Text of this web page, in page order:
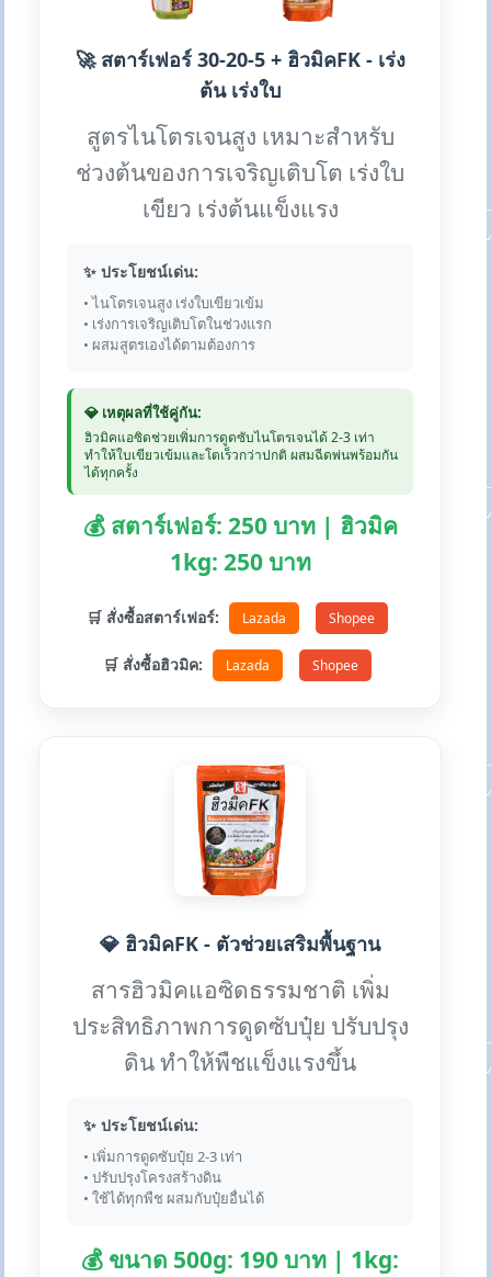
🚀 สตาร์เฟอร์ 30-20-5 + ฮิวมิคFK - เร่ง
ต้น เร่งใบ
สูตรไนโตรเจนสูง เหมาะสำหรับ
ช่วงต้นของการเจริญเติบโต เร่งใบ
เขียว เร่งต้นแข็งแรง
✨ ประโยชน์เด่น:
• ไนโตรเจนสูง เร่งใบเขียวเข้ม
• เร่งการเจริญเติบโตในช่วงแรก
• ผสมสูตรเองได้ตามต้องการ
💎 เหตุผลที่ใช้คู่กัน:
ฮิวมิคแอซิดช่วยเพิ่มการดูดซับไนโตรเจนได้ 2-3 เท่า
ทำให้ใบเขียวเข้มและโตเร็วกว่าปกติ ผสมฉีดพ่นพร้อมกัน
ได้ทุกครั้ง
💰 สตาร์เฟอร์: 250 บาท | ฮิวมิค
1kg: 250 บาท
🛒 สั่งซื้อสตาร์เฟอร์: Lazada Shopee
🛒 สั่งซื้อฮิวมิค: Lazada Shopee
💎 ฮิวมิคFK - ตัวช่วยเสริมพื้นฐาน
สารฮิวมิคแอซิดธรรมชาติ เพิ่ม
ประสิทธิภาพการดูดซับปุ๋ย ปรับปรุง
ดิน ทำให้พืชแข็งแรงขึ้น
✨ ประโยชน์เด่น:
• เพิ่มการดูดซับปุ๋ย 2-3 เท่า
• ปรับปรุงโครงสร้างดิน
• ใช้ได้ทุกพืช ผสมกับปุ๋ยอื่นได้
💰 ขนาด 500g: 190 บาท | 1kg: